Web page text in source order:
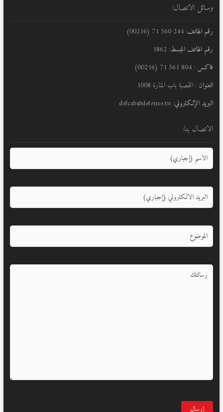
وسائل الاتصال:
رقم الهاتف: 244 560 71 (00216)
رقم الهاتف المبسط: 1862
فاكس : 804 561 71 (00216)
العنوان : القصبة باب المنارة 1008
البريد الإلكتروني: defcab@defense.tn
الاتصال بنا: